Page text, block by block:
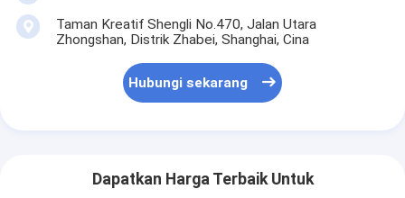
Taman Kreatif Shengli No.470, Jalan Utara
Zhongshan, Distrik Zhabei, Shanghai, Cina
Hubungi sekarang
Dapatkan Harga Terbaik Untuk